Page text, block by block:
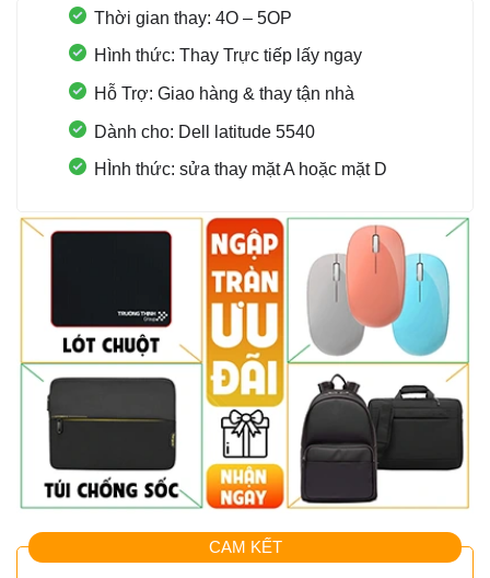
Thời gian thay: 4O – 5OP
Hình thức: Thay Trực tiếp lấy ngay
Hỗ Trợ: Giao hàng & thay tận nhà
Dành cho: Dell latitude 5540
HÌnh thức: sửa thay mặt A hoặc mặt D
CAM KẾT